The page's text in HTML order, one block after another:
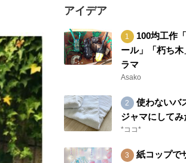
アイデア
100均工作
ール」「朽ち
ラマ
Asako
使わないバ
ジャマにしてみ
*ココ*
紙コップで